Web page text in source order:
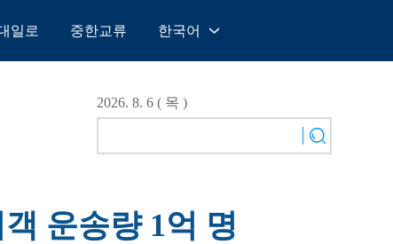
일로 중한교류 한국어
English
Español
日本語
2026. 8. 6 ( 목 )
운송량 1억 명